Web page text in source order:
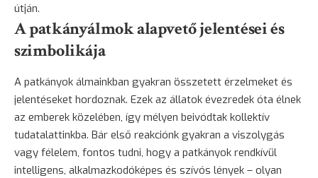
útján.
A patkányálmok alapvető jelentései és
szimbolikája
A patkányok álmainkban gyakran összetett érzelmeket és
jelentéseket hordoznak. Ezek az állatok évezredek óta élnek
az emberek közelében, így mélyen beivódtak kollektív
tudatalattinkba. Bár első reakciónk gyakran a viszolygás
vagy félelem, fontos tudni, hogy a patkányok rendkívül
intelligens, alkalmazkodóképes és szívós lények – olyan